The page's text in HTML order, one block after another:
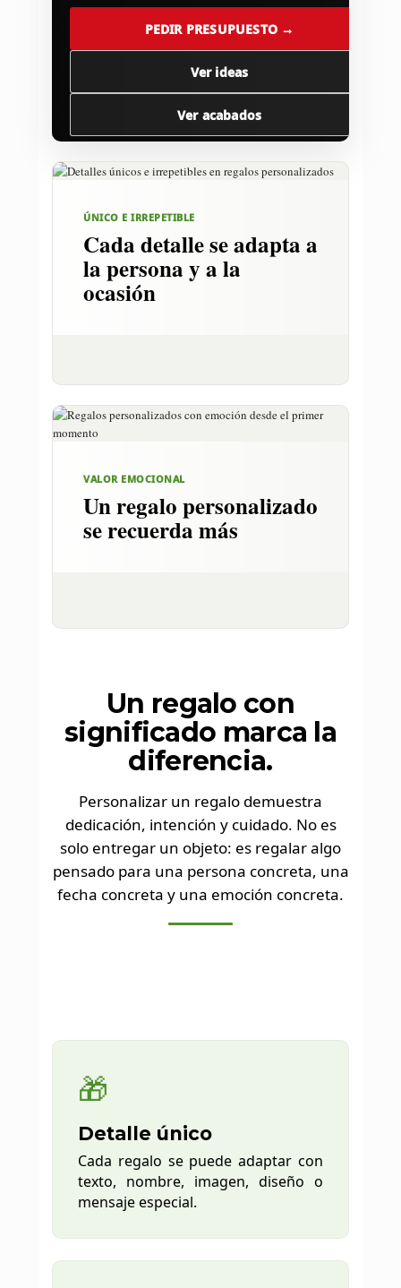
PEDIR PRESUPUESTO →
Ver ideas
Ver acabados
ÚNICO E IRREPETIBLE
Cada detalle se adapta a
la persona y a la
ocasión
VALOR EMOCIONAL
Un regalo personalizado
se recuerda más
Un regalo con
significado marca la
diferencia.
Personalizar un regalo demuestra
dedicación, intención y cuidado. No es
solo entregar un objeto: es regalar algo
pensado para una persona concreta, una
fecha concreta y una emoción concreta.
🎁
Detalle único
Cada regalo se puede adaptar con
texto, nombre, imagen, diseño o
mensaje especial.